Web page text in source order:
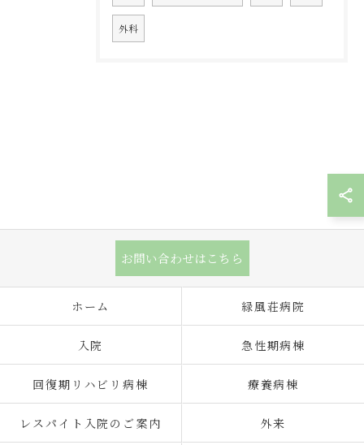
外科
お問い合わせはこちら
ホーム 緑風荘病院
入院 急性期病棟
回復期リハビリ病棟 療養病棟
レスパイト入院のご案内 外来